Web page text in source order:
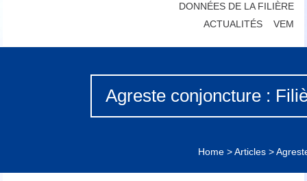
DONNÉES DE LA FILIÈRE
ACTUALITÉS
VEM
Agreste conjoncture :
Home>Articles>